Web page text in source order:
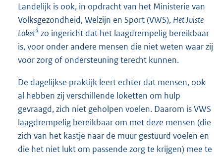
Landelijk is ook, in opdracht van het Ministerie van
Volksgezondheid, Welzijn en Sport (VWS), Het Juiste
Loket3 zo ingericht dat het laagdrempelig bereikbaar
is, voor onder andere mensen die niet weten waar zij
voor zorg of ondersteuning terecht kunnen.
De dagelijkse praktijk leert echter dat mensen, ook
al hebben zij verschillende loketten om hulp
gevraagd, zich niet geholpen voelen. Daarom is VWS
laagdrempelig bereikbaar om met deze mensen (die
zich van het kastje naar de muur gestuurd voelen en
die het niet lukt om passende zorg te krijgen) mee te